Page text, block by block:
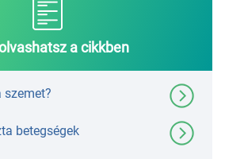
a cikkben
szemet?
betegségek